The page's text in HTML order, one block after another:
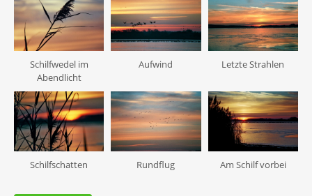
Schilfwedel im
Abendlicht
Aufwind Letzte Strahlen
Schilfschatten Rundflug Am Schilf vorbei